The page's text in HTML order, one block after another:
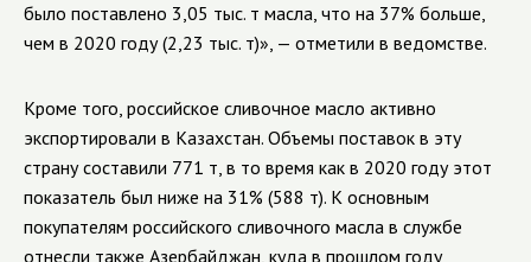
было поставлено 3,05 тыс. т масла, что на 37% больше,
чем в 2020 году (2,23 тыс. т)», — отметили в ведомстве.
Кроме того, российское сливочное масло активно
экспортировали в Казахстан. Объемы поставок в эту
страну составили 771 т, в то время как в 2020 году этот
показатель был ниже на 31% (588 т). К основным
покупателям российского сливочного масла в службе
отнесли также Азербайджан, куда в прошлом году